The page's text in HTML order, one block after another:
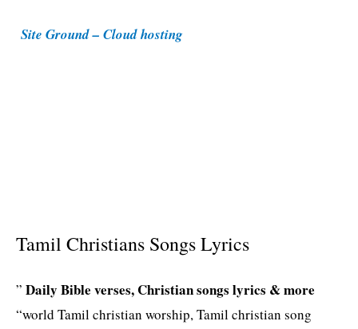
e
Site Ground – Cloud hosting
Tamil Christians Songs Lyrics
” Daily Bible verses, Christian songs lyrics & more
“world Tamil christian worship, Tamil christian song